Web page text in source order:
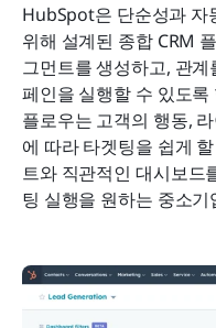
HubSpot은 단순성과 자
위해 설계된 종합 CRM
그먼트를 생성하고, 관
페인을 실행할 수 있도
플로우는 고객의 행동,
에 따라 타겟팅을 쉽게
트와 직관적인 대시보드
팅 실행을 원하는 중소